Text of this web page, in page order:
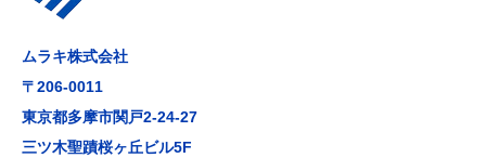
ムラキ株式会社
〒206-0011
東京都多摩市関戸2-24-27
三ツ木聖蹟桜ヶ丘ビル5F